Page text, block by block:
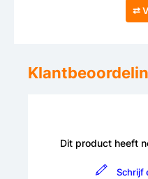
⇄
Dit product heeft
Schrijf